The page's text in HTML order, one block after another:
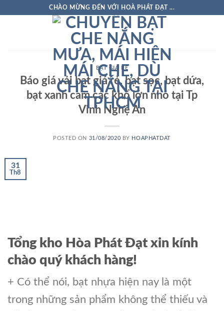
CHÀO MỪNG ĐẾN VỚI HOÀ PHÁT ĐẠT ...
BẠT GIÁ RẺ
Báo giá vải bạt giá rẻ, bạt sọc, bạt dứa,
bạt xanh cam các khổ lớn nhỏ tại Tp
Vinh Nghệ An
POSTED ON 31/08/2020 BY HOAPHATDAT
31
Th8
Tổng kho Hòa Phát Đạt xin kính
chào quý khách hàng!
+ Có thể nói, bạt nhựa hiện nay là một
trong những sản phẩm không thể thiếu và